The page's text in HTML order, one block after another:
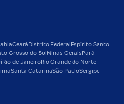
Ceará Distrito Federal Espírito Santo
Grosso do Sul Minas Gerais Pará
Rio de JaneiroRio Grande do Norte
Santa CatarinaSão PauloSergipe